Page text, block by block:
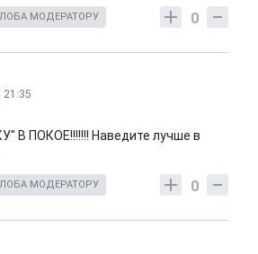
0
МОДЕРАТОРУ
21:35
В ПОКОЕ!!!!!!! Наведите лучше в
0
МОДЕРАТОРУ